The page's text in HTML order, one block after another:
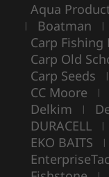
Aqua
| Boatman |
Carp Fishing
Carp Old
Carp Seeds |
CC Moore |
Delkim |
DURACELL |
EKO BAITS |